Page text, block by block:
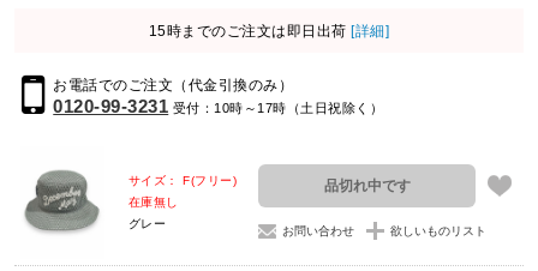
15時までのご注文は即日出荷 [詳細]
お電話でのご注文（代金引換のみ）
0120-99-3231 受付：10時～17時（土日祝除く）
サイズ： F(フリー)
在庫無し
グレー
品切れ中です
お問い合わせ 欲しいものリスト